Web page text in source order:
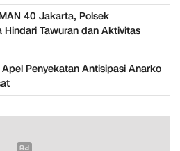
40 Jakarta, Polsek
Tawuran dan Aktivitas
Penyekatan Antisipasi Anarko